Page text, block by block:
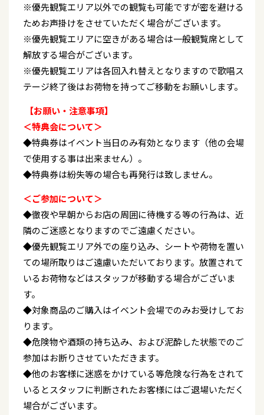
※優先観覧エリア以外での観覧も可能ですが密を避ける
ためお声掛けをさせていただく場合がございます。
※優先観覧エリアに空きがある場合は一般観覧席として
解放する場合がございます。
※優先観覧エリアは各回入れ替えとなりますので歌唱ス
テージ終了後はお荷物を持ってご移動をお願いします。
【お願い・注意事項】
＜特典会について＞
◆特典券はイベント当日のみ有効となります（他の会場
で使用する事は出来ません）。
◆特典券は紛失等の場合も再発行は致しません。
＜ご参加について＞
◆徹夜や早朝からお店の周囲に待機する等の行為は、近
隣のご迷惑となりますのでご遠慮ください。
◆優先観覧エリア外での座り込み、シートや荷物を置い
ての場所取りはご遠慮いただいております。放置されて
いるお荷物などはスタッフが移動する場合がございま
す。
◆対象商品のご購入はイベント会場でのみお受けしてお
ります。
◆危険物や酒類の持ち込み、および泥酔した状態でのご
参加はお断りさせていただきます。
◆他のお客様に迷惑をかけている等危険な行為をされて
いるとスタッフに判断されたお客様にはご退場いただく
場合がございます。